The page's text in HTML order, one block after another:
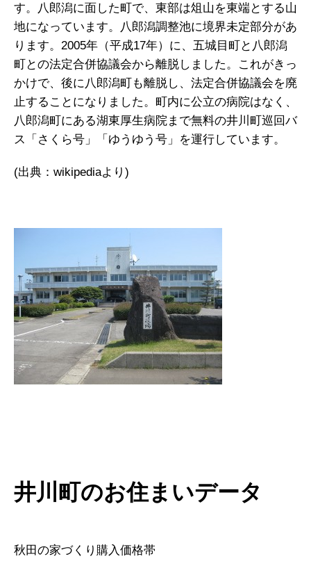
す。八郎潟に面した町で、東部は俎山を東端とする山
地になっています。八郎潟調整池に境界未定部分があ
ります。2005年（平成17年）に、五城目町と八郎潟
町との法定合併協議会から離脱しました。これがきっ
かけで、後に八郎潟町も離脱し、法定合併協議会を廃
止することになりました。町内に公立の病院はなく、
八郎潟町にある湖東厚生病院まで無料の井川町巡回バ
ス「さくら号」「ゆうゆう号」を運行しています。
(出典：wikipediaより)
井川町のお住まいデータ
秋田の家づくり購入価格帯